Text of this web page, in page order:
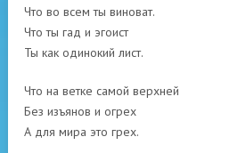
Что во всем ты виноват.
Что ты гад и эгоист
Ты как одинокий лист.
Что на ветке самой верхней
Без изъянов и огрех
А для мира это грех.